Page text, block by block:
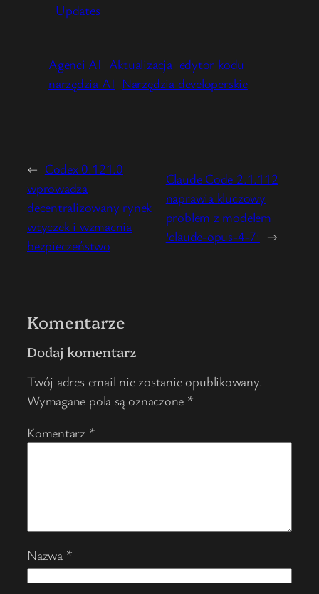
Updates
Agenci AI Aktualizacja edytor kodu
narzędzia AI Narzędzia developerskie
← Codex 0.121.0
wprowadza
decentralizowany rynek
wtyczek i wzmacnia
bezpieczeństwo
Claude Code 2.1.112
naprawia kluczowy
problem z modelem
'claude-opus-4-7′ →
Komentarze
Dodaj komentarz
Twój adres email nie zostanie opublikowany.
Wymagane pola są oznaczone *
Komentarz *
Nazwa *